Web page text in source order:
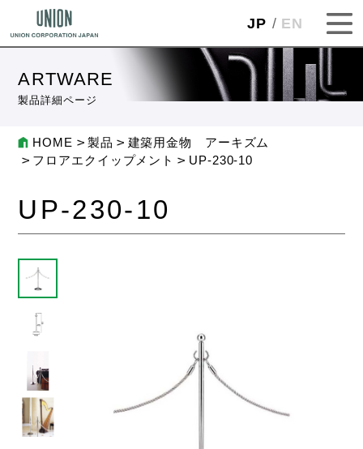
JP EN
ARTWARE
製品詳細ページ
HOME 製品
建築用金物 アーキズム
フロアエクイップメント
UP-230-10
UP-230-10